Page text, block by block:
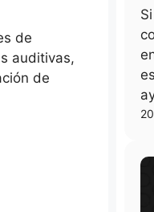
de
auditivas,
de